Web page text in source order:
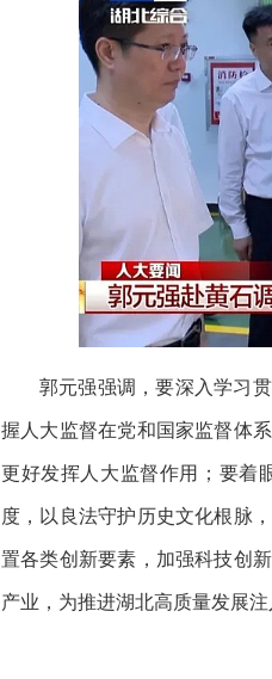
郭元强强调，要深入学习
握人大监督在党和国家监督体
更好发挥人大监督作用；要着
度，以良法守护历史文化根脉
置各类创新要素，加强科技创
产业，为推进湖北高质量发展注